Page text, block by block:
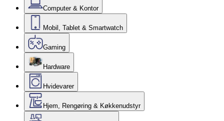
Computer & Kontor
Mobil, Tablet & Smartwatch
Gaming
Hardware
Hvidevarer
Hjem, Rengøring & Køkkenudstyr